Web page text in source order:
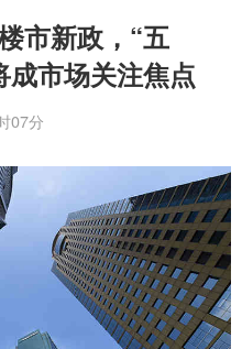
市新政，“五
成市场关注焦点
07分